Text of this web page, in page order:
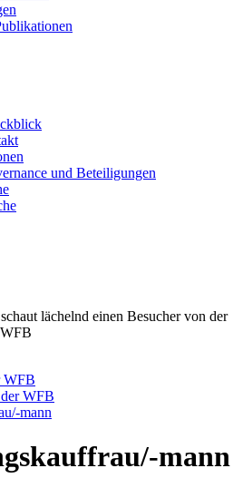
und Beteiligungen
WFB
WFB
mann
mann